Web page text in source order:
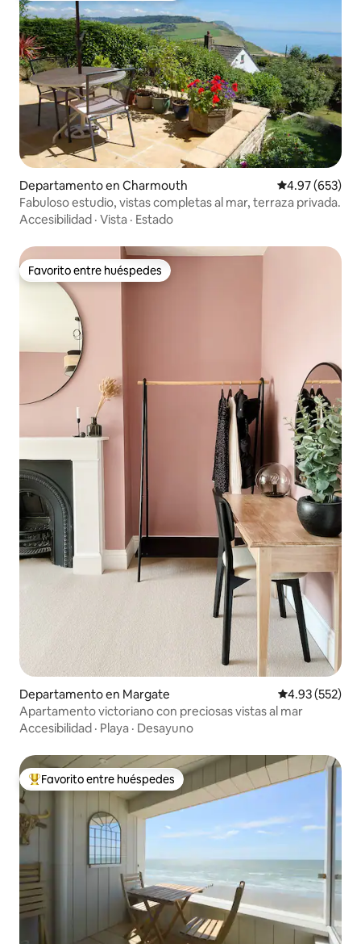
Departamento en Charmouth Calificación
4.97 (653)
Fabuloso estudio, vistas completas al mar, terraza privada.
Accesibilidad · Vista · Estado
Favorito entre huéspedes
Favorito entre huéspedes
Departamento en Margate Calificación
4.93 (552)
Apartamento victoriano con preciosas vistas al mar
Accesibilidad · Playa · Desayuno
De los mejores en Favorito entre huéspedes
Favorito entre huéspedes